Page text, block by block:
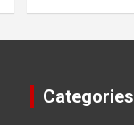
Categories